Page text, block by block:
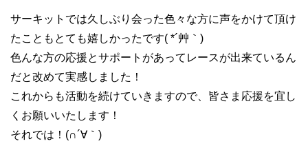
サーキットでは久しぶり会った色々な方に声をかけて頂け
たこともとても嬉しかったです( *´艸｀)
色んな方の応援とサポートがあってレースが出来ているん
だと改めて実感しました！
これからも活動を続けていきますので、皆さま応援を宜し
くお願いいたします！
それでは！(∩´∀｀)